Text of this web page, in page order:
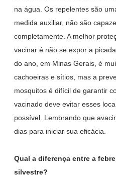
na água. Os repelentes são
medida auxiliar, não são
completamente. A melhor
vacinar é não se expor a
do ano, em Minas Gerais, é
cachoeiras e sítios, mas a
mosquitos é difícil de garantir
vacinado deve evitar esses
possível. Lembrando que
dias para iniciar sua eficácia.
Qual a diferença entre a
silvestre?